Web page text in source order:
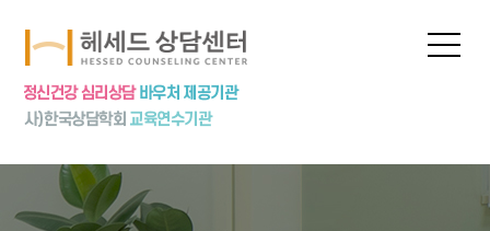
프로그램
심리상담
심리검사
놀이치료
상담신청